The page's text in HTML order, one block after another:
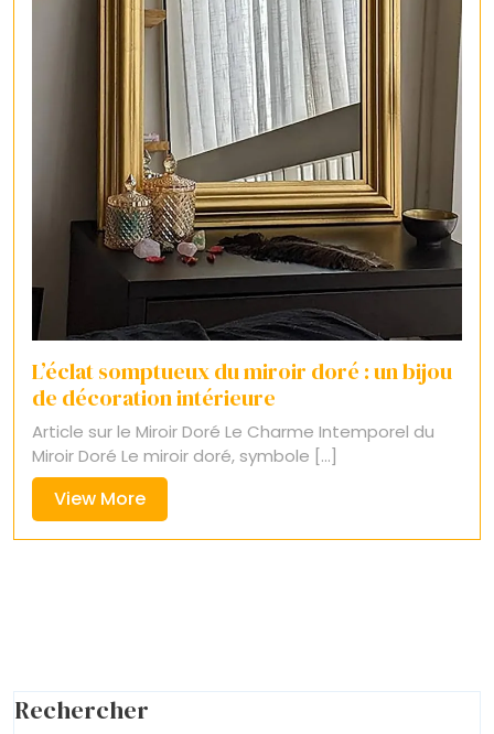
L’éclat somptueux du miroir doré : un bijou
de décoration intérieure
Article sur le Miroir Doré Le Charme Intemporel du
Miroir Doré Le miroir doré, symbole [...]
View MoreView
More
Rechercher